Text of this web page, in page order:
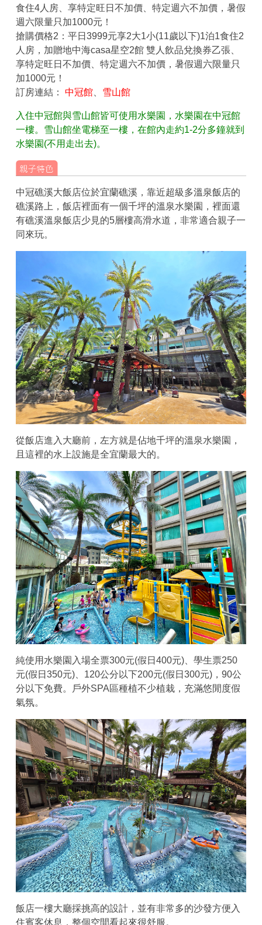
食住4人房、享特定旺日不加價、特定週六不加價，暑假
週六限量只加1000元！
搶購價格2：平日3999元享2大1小(11歲以下)1泊1食住2
人房，加贈地中海casa星空2館 雙人飲品兌換券乙張、
享特定旺日不加價、特定週六不加價，暑假週六限量只
加1000元！
訂房連結： 中冠館、 雪山館
入住中冠館與雪山館皆可使用水樂園，水樂園在中冠館
一樓。雪山館坐電梯至一樓，在館內走約1-2分多鐘就到
水樂園(不用走出去)。
中冠礁溪大飯店位於宜蘭礁溪，靠近超級多溫泉飯店的
礁溪路上，飯店裡面有一個千坪的溫泉水樂園，裡面還
有礁溪溫泉飯店少見的5層樓高滑水道，非常適合親子一
同來玩。
從飯店進入大廳前，左方就是佔地千坪的溫泉水樂園，
且這裡的水上設施是全宜蘭最大的。
純使用水樂園入場全票300元(假日400元)、學生票250
元(假日350元)、120公分以下200元(假日300元)，90公
分以下免費。戶外SPA區種植不少植栽，充滿悠閒度假
氣氛。
飯店一樓大廳採挑高的設計，並有非常多的沙發方便入
住賓客休息，整個空間看起來很舒服。